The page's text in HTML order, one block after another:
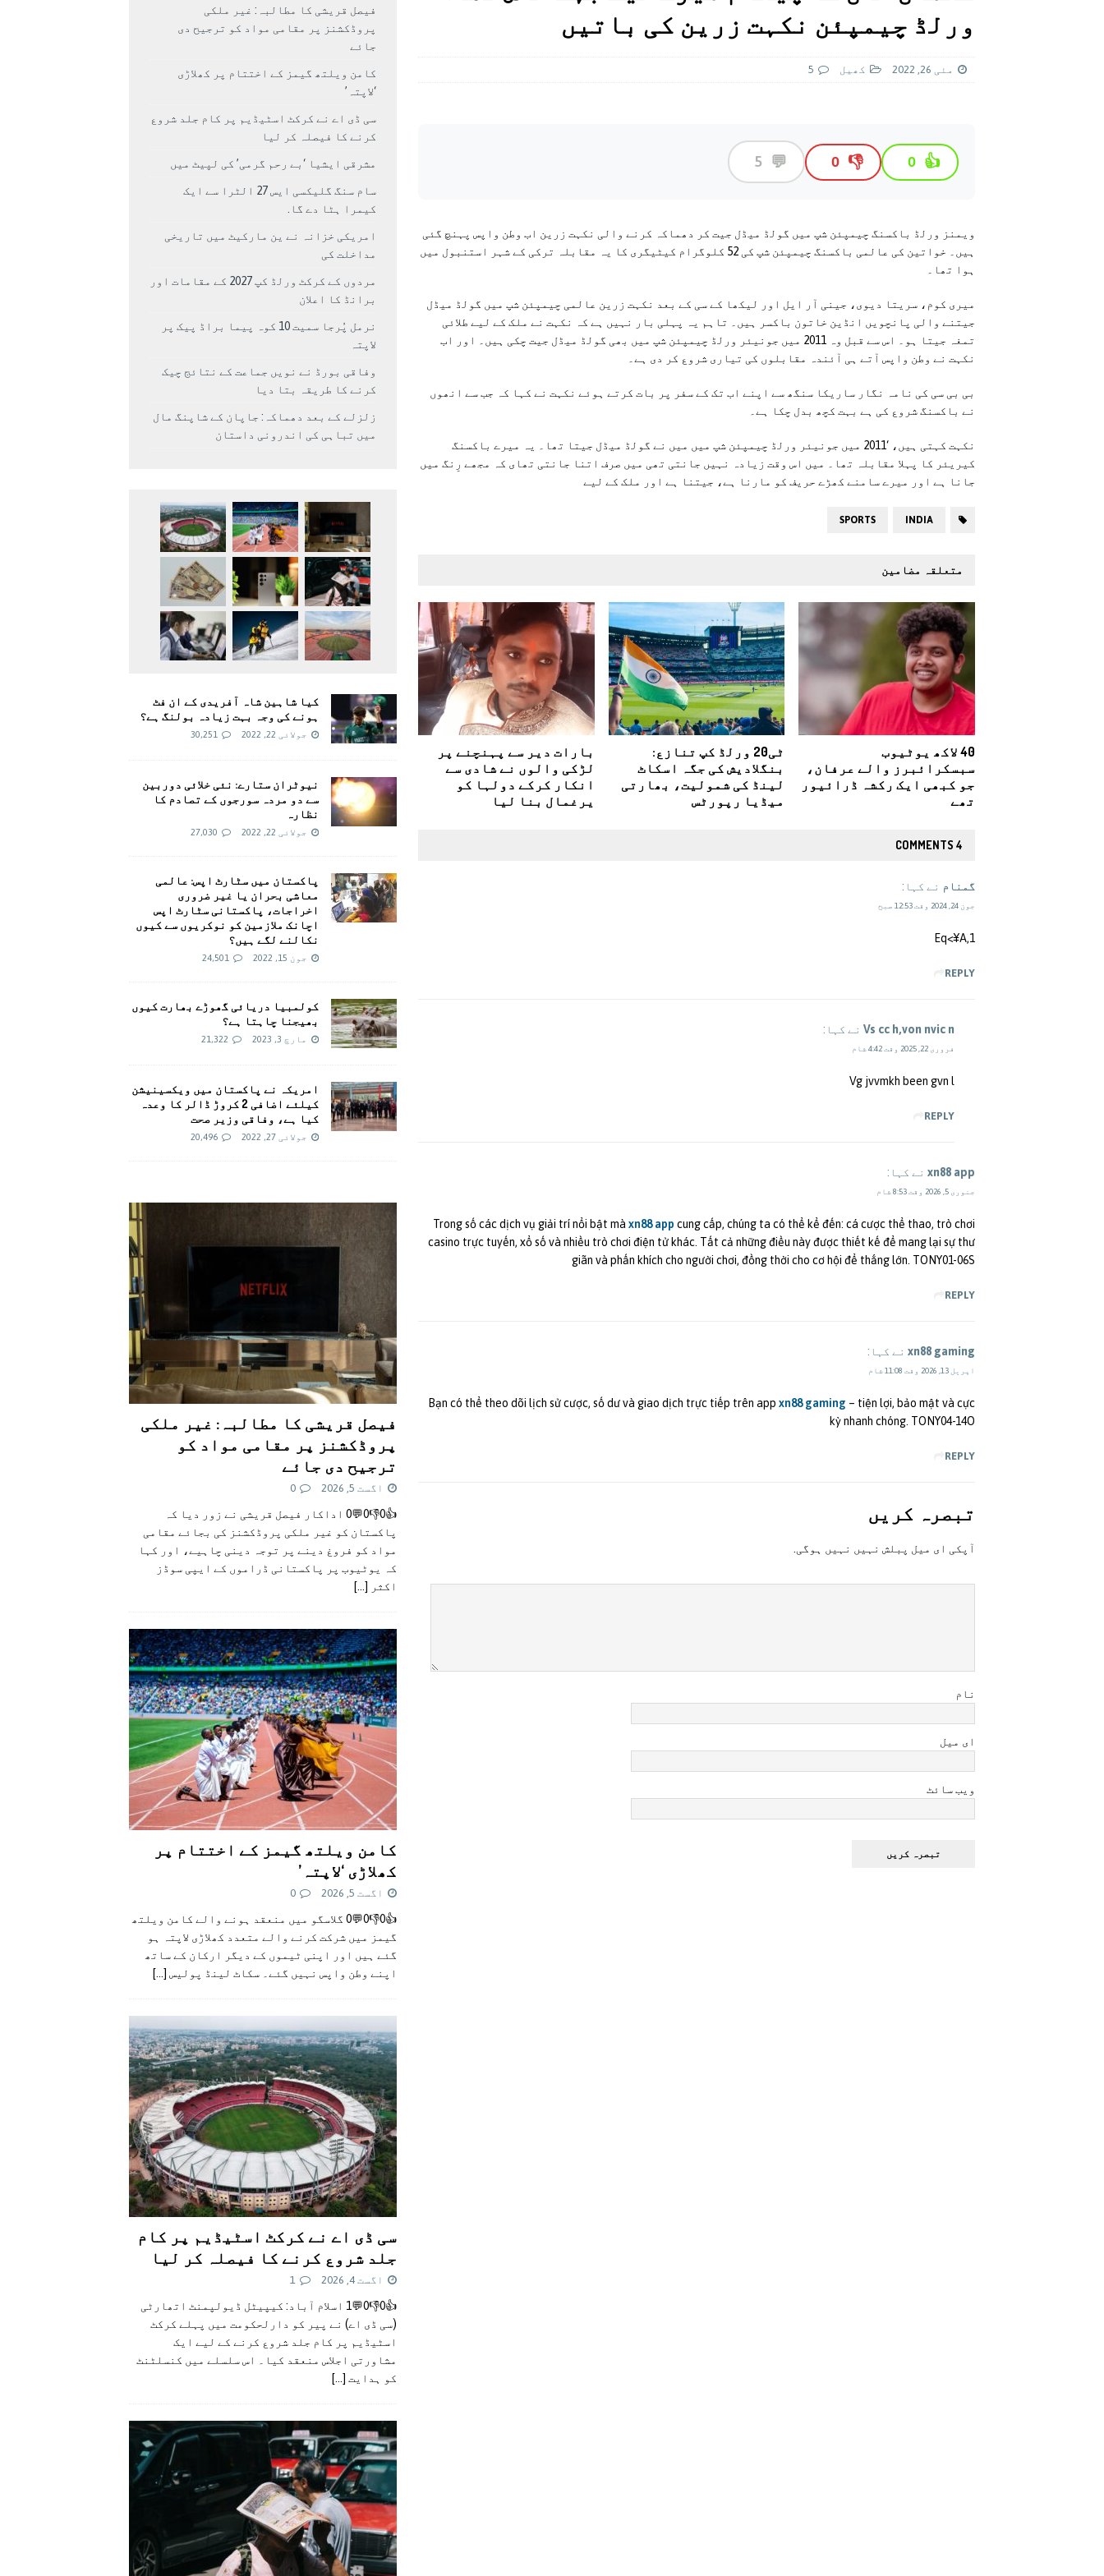
فیصل قریشی کا مطالبہ: غیر ملکی پروڈکشنز پر مقامی مواد کو ترجیح دی جائے
پاکستان
ورلڈ چیمپئن نکہت زرین کی باتیں
مئی 26, 2022 کھيل 5
👍
0
👎
0
💬
5
ویمنز ورلڈ باکسنگ چیمپئن شپ میں گولڈ میڈل جیت کر دھماکہ کرنے والی نکہت زرین اب وطن واپس پہنچ گئی
ہیں۔ خواتین کی عالمی باکسنگ چیمپئن شپ کی 52 کلوگرام کیٹیگری کا یہ مقابلہ ترکی کے شہر استنبول میں
ہوا تھا۔
میری کوم، سریتا دیوی، جینی آر ایل اور لیکھا کے سی کے بعد نکہت زرین عالمی چیمپئن شپ میں گولڈ میڈل
جیتنے والی پانچویں انڈین خاتون باکسر ہیں۔ تاہم یہ پہلی بار نہیں ہے کہ نکہت نے ملک کے لیے طلائی
تمغہ جیتا ہو۔ اس سے قبل وہ 2011 میں جونیئر ورلڈ چیمپئن شپ میں بھی گولڈ میڈل جیت چکی ہیں۔ اور اب
نکہت نے وطن واپس آتے ہی آئندہ مقابلوں کی تیاری شروع کر دی ہے۔
بی بی سی کی نامہ نگار ساریکا سنگھ سے اپنے اب تک کے سفر پر بات کرتے ہوئے نکہت نے کہا کہ جب سے انھوں
نے باکسنگ شروع کی ہے بہت کچھ بدل چکا ہے۔
نکہت کہتی ہیں، ‘2011 میں جونیئر ورلڈ چیمپئن شپ میں میں نے گولڈ میڈل جیتا تھا۔ یہ میرے باکسنگ
کیریئر کا پہلا مقابلہ تھا۔ میں اس وقت زیادہ نہیں جانتی تھی میں صرف اتنا جانتی تھای کہ مجھے رِنگ میں
جانا ہے اور میرے سامنے کھڑے حریف کو مارنا ہے، جیتنا ہے اور ملک کے لیے
INDIA
SPORTS
متعلقہ مضامین
40 لاکھ یوٹیوب
سبسکرائبرز والے عرفان،
جو کبھی ایک رکشہ ڈرائیور
تھے
ٹی20 ورلڈ کپ تنازع:
بنگلادیش کی جگہ اسکاٹ
لینڈ کی شمولیت، بھارتی
میڈیا رپورٹس
بارات دیر سے پہنچنے پر
لڑکی والوں نے شادی سے
انکار کرکے دولہا کو
یرغمال بنا لیا
4 COMMENTS
گمنام نے کہا:
جون 24, 2024 وقت 12:53 صبح
Eq<¥A,1
REPLY
Vs cc h,von nvic n نے کہا:
فروری 22, 2025 وقت 4:42 شام
Vg jvvmkh been gvn l
REPLY
xn88 app نے کہا:
جنوری 5, 2026 وقت 8:53 شام
Trong số các dịch vụ giải trí nổi bật mà xn88 app cung cấp, chúng ta có thể kể đến: cá cược thể thao, trò chơi
casino trực tuyến, xổ số và nhiều trò chơi điện tử khác. Tất cả những điều này được thiết kế để mang lại sự thư
giãn và phấn khích cho người chơi, đồng thời cho cơ hội để thắng lớn. TONY01-06S
REPLY
xn88 gaming نے کہا:
اپریل 13, 2026 وقت 11:08 شام
Bạn có thể theo dõi lịch sử cược, số dư và giao dịch trực tiếp trên app xn88 gaming – tiện lợi, bảo mật và cực
kỳ nhanh chóng. TONY04-14O
REPLY
تبصرہ کريں
آپکی ای ميل پبلش نہيں نہيں ہوگی.
نام
ای میل
ویب سائٹ
فیصل قریشی کا مطالبہ: غیر ملکی
پروڈکشنز پر مقامی مواد کو ترجیح دی
جائے
کامن ویلتھ گیمز کے اختتام پر کھلاڑی
‘لاپتہ’
سی ڈی اے نے کرکٹ اسٹیڈیم پر کام جلد شروع
کرنے کا فیصلہ کر لیا
مشرقی ایشیا ‘بے رحم گرمی’ کی لپیٹ میں
سام سنگ گلیکسی ایس 27 الٹرا سے ایک
کیمرا ہٹا دے گا.
امریکی خزانہ نے ین مارکیٹ میں تاریخی
مداخلت کی
مردوں کے کرکٹ ورلڈ کپ 2027 کے مقامات اور
برانڈ کا اعلان
نرمل پُرجا سمیت 10 کوہ پیما براڈ پیک پر
لاپتہ
وفاقی بورڈ نے نویں جماعت کے نتائج چیک
کرنے کا طریقہ بتا دیا
زلزلے کے بعد دھماکہ: جاپان کے شاپنگ مال
میں تباہی کی اندرونی داستان
کیا شاہین شاہ آفریدی کے ان فٹ
ہونے کی وجہ بہت زیادہ بولنگ ہے؟
جولائی 22, 2022 30,251
نیوٹران ستارے: نئی خلائی دوربین
سے دو مردہ سورجوں کے تصادم کا
نظارہ
جولائی 22, 2022 27,030
پاکستان میں سٹارٹ اپس: عالمی
معاشی بحران یا غیر ضروری
اخراجات، پاکستانی سٹارٹ اپس
اچانک ملازمین کو نوکریوں سے کیوں
نکالنے لگے ہیں؟
جون 15, 2022 24,501
کولمبیا دریائی گھوڑے بھارت کیوں
بھیجنا چاہتا ہے؟
مارچ 3, 2023 21,322
امريکہ نے پاکستان میں ویکسینیشن
کیلئے اضافی 2 کروڑ ڈالر کا وعدہ
کیا ہے، وفاقی وزیر صحت
جولائی 27, 2022 20,496
فیصل قریشی کا مطالبہ: غیر ملکی
پروڈکشنز پر مقامی مواد کو
ترجیح دی جائے
اگست 5, 2026 0
👍0👎0💬0 اداکار فیصل قریشی نے زور دیا کہ
پاکستان کو غیر ملکی پروڈکشنز کی بجائے مقامی
مواد کو فروغ دینے پر توجہ دینی چاہیے، اور کہا
کہ یوٹیوب پر پاکستانی ڈراموں کے ایپی سوڈز
اکثر
[...]
کامن ویلتھ گیمز کے اختتام پر
کھلاڑی ‘لاپتہ’
اگست 5, 2026 0
👍0👎0💬0 گلاسگو میں منعقد ہونے والے کامن ویلتھ
گیمز میں شرکت کرنے والے متعدد کھلاڑی لاپتہ ہو
گئے ہیں اور اپنی ٹیموں کے دیگر ارکان کے ساتھ
اپنے وطن واپس نہیں گئے۔ سکاٹ لینڈ پولیس [...]
سی ڈی اے نے کرکٹ اسٹیڈیم پر کام
جلد شروع کرنے کا فیصلہ کر لیا
اگست 4, 2026 1
👍0👎0💬1 اسلام آباد: کیپیٹل ڈیولپمنٹ اتھارٹی
(سی ڈی اے) نے پیر کو دارلحکومت میں پہلے کرکٹ
اسٹیڈیم پر کام جلد شروع کرنے کے لیے ایک
مشاورتی اجلاس منعقد کیا۔ اس سلسلے میں کنسلٹنٹ
کو ہدایت [...]